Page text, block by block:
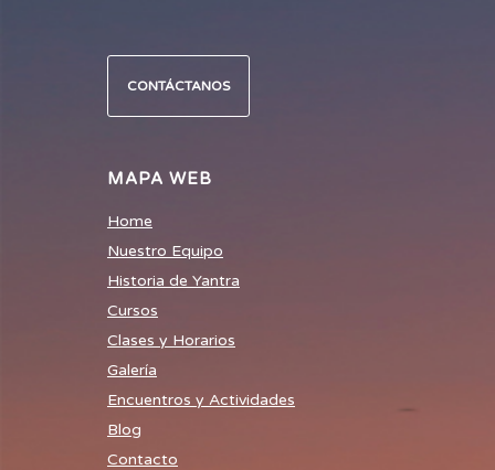
CONTÁCTANOS
MAPA WEB
Home
Nuestro Equipo
Historia de Yantra
Cursos
Clases y Horarios
Galería
Encuentros y Actividades
Blog
Contacto